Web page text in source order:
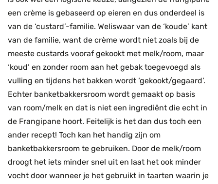
een crème is gebaseerd op eieren en dus onderdeel is
van de ‘custard’-familie. Weliswaar van de ‘koude’ kant
van de familie, want de crème wordt niet zoals bij de
meeste custards vooraf gekookt met melk/room, maar
‘koud’ en zonder room aan het gebak toegevoegd als
vulling en tijdens het bakken wordt ‘gekookt/gegaard’.
Echter banketbakkersroom wordt gemaakt op basis
van room/melk en dat is niet een ingrediënt die echt in
de Frangipane hoort. Feitelijk is het dan dus toch een
ander recept! Toch kan het handig zijn om
banketbakkersroom te gebruiken. Door de melk/room
droogt het iets minder snel uit en laat het ook minder
vocht door wanneer je het gebruikt in taarten waarin je